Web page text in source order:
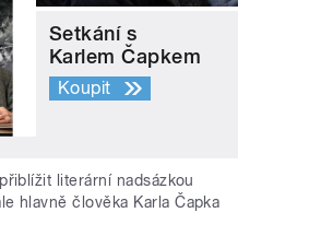
Setkání s
Karlem Čapkem
Koupit
literární nadsázkou
hlavně člověka Karla Čapka